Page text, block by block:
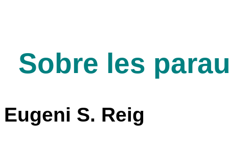
Sobre les
Eugeni S. Reig